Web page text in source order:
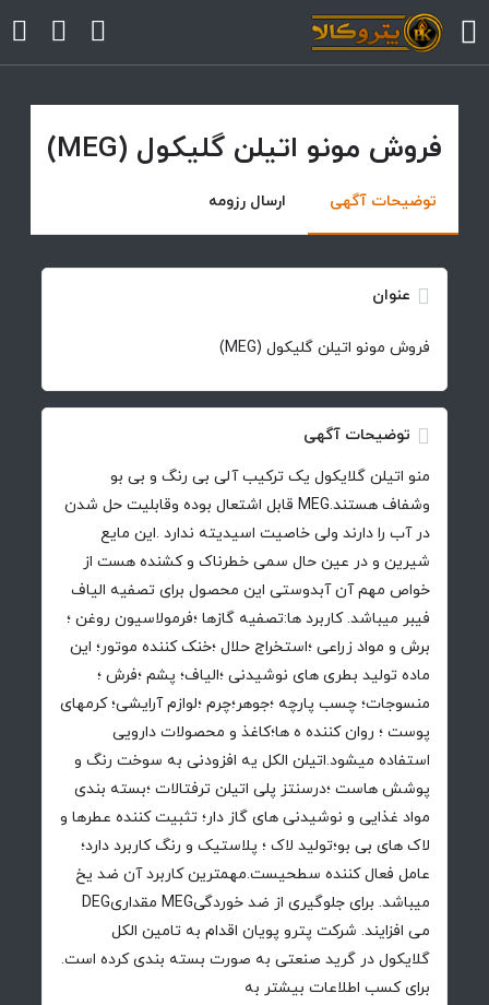
فروش مونو اتیلن گلیکول (MEG)
توضیحات آگهی ارسال رزومه
عنوان
فروش مونو اتیلن گلیکول (MEG)
توضیحات آگهی
منو اتیلن گلایکول یک ترکیب آلی بی رنگ و بی بو
وشفاف هستند.MEG قابل اشتعال بوده وقابلیت حل شدن
در آب را دارند ولی خاصیت اسیدیته ندارد .این مایع
شیرین و در عین حال سمی خطرناک و کشنده هست از
خواص مهم آن آبدوستی این محصول برای تصفیه الیاف
فیبر میباشد. کاربرد ها:تصفیه گازها ؛فرمولاسیون روغن ؛
برش و مواد زراعی ؛استخراج حلال ؛خنک کننده موتور؛ این
ماده تولید بطری های نوشیدنی ؛الیاف؛ پشم ؛فرش ؛
منسوجات؛ چسب پارچه ؛جوهر؛چرم ؛لوازم آرایشی؛ کرمهای
پوست ؛ روان کننده ه ها؛کاغذ و محصولات دارویی
استفاده میشود.اتیلن الکل یه افزودنی به سوخت رنگ و
پوشش هاست ؛درسنتز پلی اتیلن ترفتالات ؛بسته بندی
مواد غذایی و نوشیدنی های گاز دار؛ تثبیت کننده عطرها و
لاک های بی بو؛تولید لاک ؛ پلاستیک و رنگ کاربرد دارد؛
عامل فعال کننده سطحیست.مهمترین کاربرد آن ضد یخ
میباشد. برای جلوگیری از ضد خوردگیMEG مقداریDEG
می افزایند. شرکت پترو پویان اقدام به تامین الکل
گلایکول در گرید صنعتی به صورت بسته بندی کرده است.
برای کسب اطلاعات بیشتر به